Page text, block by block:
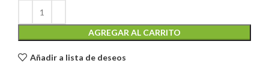
AGREGAR AL CARRITO
Añadir a lista de deseos